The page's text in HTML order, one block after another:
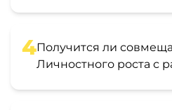
4Получится ли
Личностного роста с